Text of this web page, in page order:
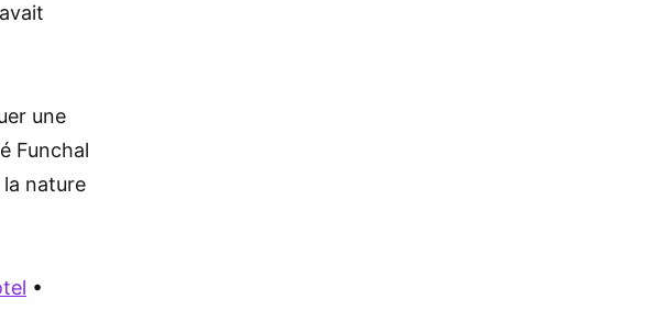
une
Funchal
la nature
•